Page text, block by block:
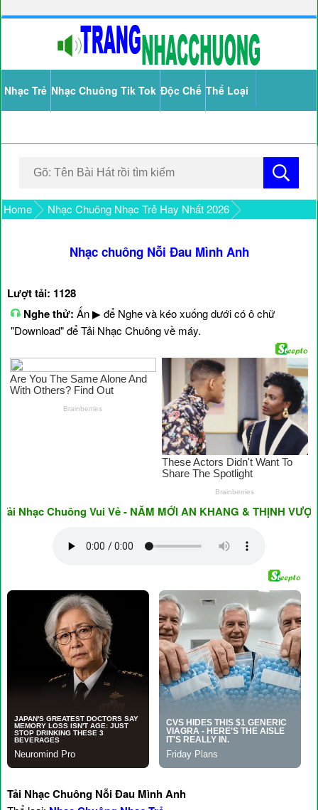
Nhạc Trẻ Nhạc Chuông Tik Tok Độc Chế Thể Loại
Home Nhạc Chuông Nhạc Trẻ Hay Nhất 2026
Nhạc chuông Nỗi Đau Mình Anh
Lượt tải: 1128
Nghe thử: Ấn ▶ để Nghe và kéo xuống dưới có ô chữ
"Download" để Tải Nhạc Chuông về máy.
Chuông Vui Vẻ - NĂM MỚI AN KHANG & THỊNH VƯỢNG ♥
Tải Nhạc Chuông Nỗi Đau Mình Anh